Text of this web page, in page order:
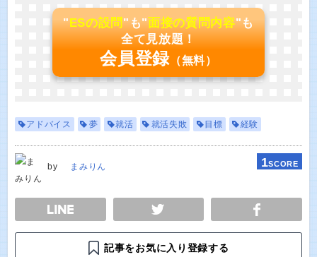
"ESの設問"も"面接の質問内容"も
全て見放題！
会員登録 （無料）
アドバイス 夢 就活 就活失敗 目標 経験
by まみりん 1SCORE
TWEET
記事をお気に入り登録する